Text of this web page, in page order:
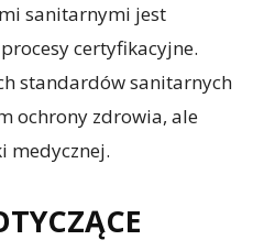
sanitarnymi jest
certyfikacyjne.
standardów sanitarnych
ochrony zdrowia, ale
medycznej.